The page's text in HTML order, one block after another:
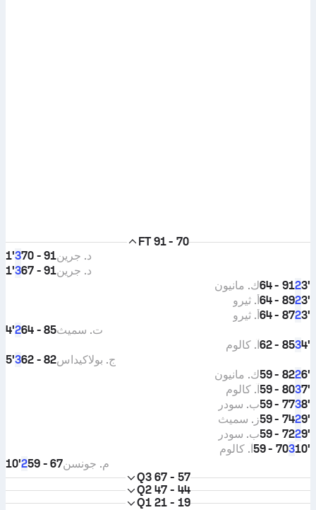
FT 91 - 70
1'3 91 - 70د. جرين
1'3 91 - 67د. جرين
3'
2
91 - 64
ك. مانيون
3'
2
89 - 64
أ. ثيرو
3'
2
87 - 64
أ. ثيرو
4'2 85 - 64ت. سميث
4'
3
85 - 62
آ. كالوم
5'3 82 - 62ج. بولاكيداس
6'
2
82 - 59
ك. مانيون
7'
3
80 - 59
آ. كالوم
8'
3
77 - 59
ب. سودر
9'
2
74 - 59
ز. سميث
9'
2
72 - 59
ب. سودر
10'
3
70 - 59
آ. كالوم
10'2 67 - 59م. جونسن
Q3 67 - 57
Q2 47 - 44
Q1 21 - 19